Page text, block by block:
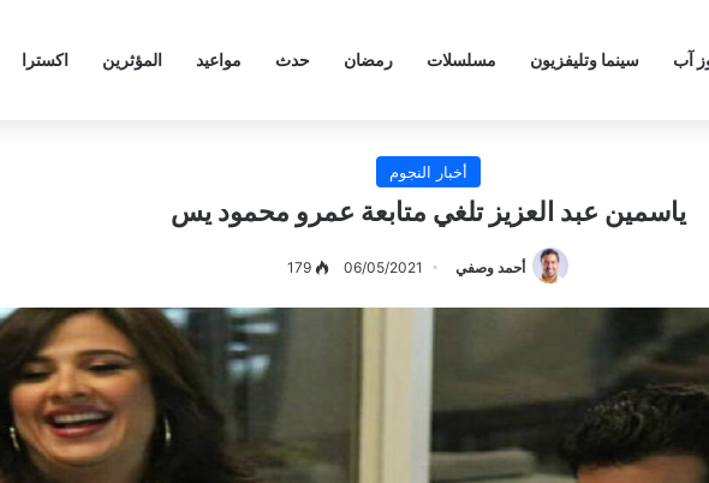
آب سينما وتليفزيون مسلسلات رمضان حدث مواعيد المؤثرين اكسترا
أخبار النجوم
ياسمين عبد العزيز تلغي متابعة عمرو محمود يس
أحمد وصفي 06/05/2021
179